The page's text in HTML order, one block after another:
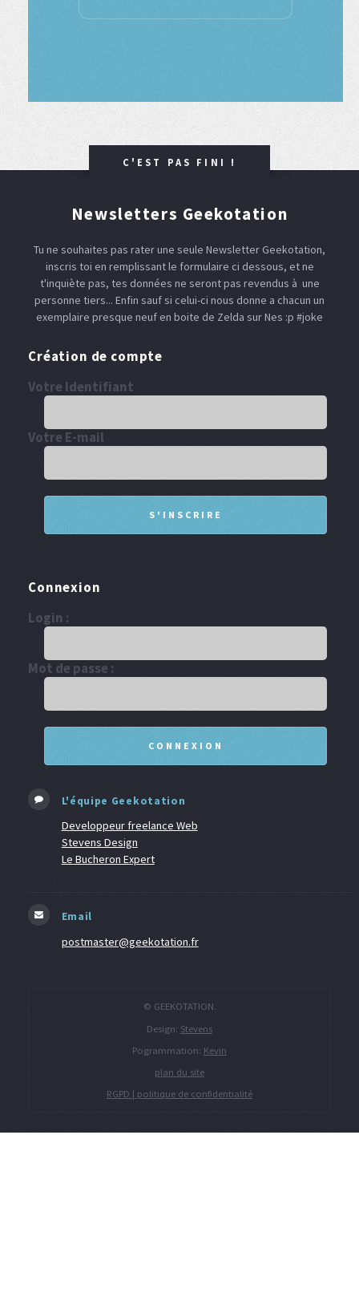
C'EST PAS FINI !
Newsletters Geekotation
Tu ne souhaites pas rater une seule Newsletter Geekotation,
inscris toi en remplissant le formulaire ci dessous, et ne
t'inquiète pas, tes données ne seront pas revendus à une
personne tiers... Enfin sauf si celui-ci nous donne a chacun un
exemplaire presque neuf en boite de Zelda sur Nes :p #joke
Création de compte
Votre Identifiant
Votre E-mail
Connexion
Login :
Mot de passe :
L'équipe Geekotation
Developpeur freelance Web
Stevens Design
Le Bucheron Expert
Email
postmaster@geekotation.fr
© GEEKOTATION.
Design: Stevens
Pogrammation: Kevin
plan du site
RGPD | politique de confidentialité